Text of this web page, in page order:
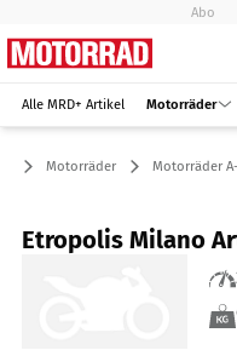
Abo
Alle MRD+ Artikel Motorräder
Motorräder Motorräder
Etropolis Milano